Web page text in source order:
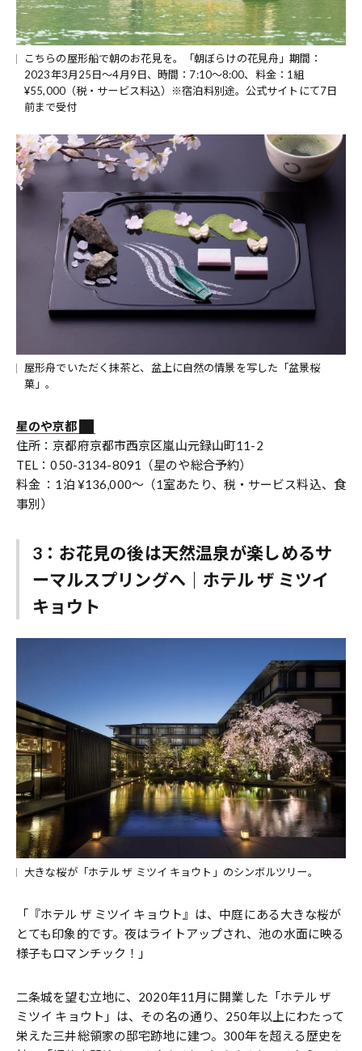
こちらの屋形船で朝のお花見を。「朝ぼらけの花見舟」期間：
2023年3月25日〜4月9日、時間：7:10〜8:00、料金：1組
¥55,000（税・サービス料込）※宿泊料別途。公式サイトにて7日
前まで受付
屋形舟でいただく抹茶と、盆上に自然の情景を写した「盆景桜
菓」。
星のや京都
住所：京都府京都市西京区嵐山元録山町11-2
TEL：050-3134-8091（星のや総合予約）
料金 ：1泊 ¥136,000～（1室あたり、税・サービス料込、食
事別）
3：お花見の後は天然温泉が楽しめるサ
ーマルスプリングへ｜ホテル ザ ミツイ
キョウト
大きな桜が「ホテル ザ ミツイ キョウト」のシンボルツリー。
「『ホテル ザ ミツイ キョウト』は、中庭にある大きな桜が
とても印象的です。夜はライトアップされ、池の水面に映る
様子もロマンチック！」
二条城を望む立地に、2020年11月に開業した「ホテル ザ
ミツイ キョウト」は、その名の通り、250年以上にわたって
栄えた三井総領家の邸宅跡地に建つ。300年を超える歴史を